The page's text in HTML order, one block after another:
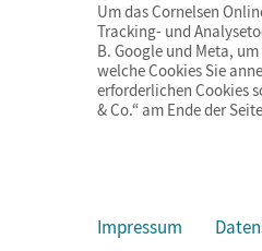
mit SSL-Verschlüsselung
Widerrufsfristvon 4 Wochen
einfache Retourenabwicklung
Barrierefreiheit
Um das Cornelsen
Tracking- und
B. Google und Meta,
welche Cookies Sie
erforderlichen Cookies
& Co.“ am Ende der
Impressum